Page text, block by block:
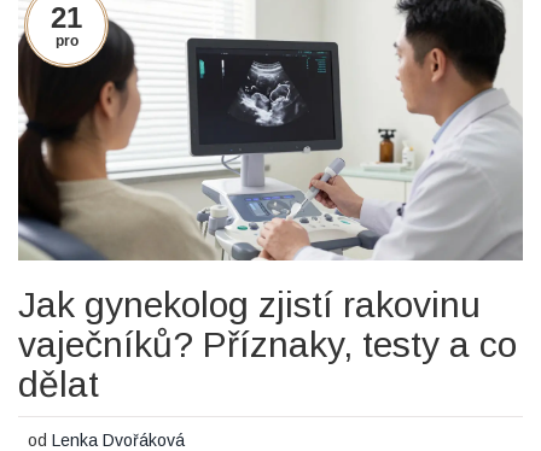
21
pro
Jak gynekolog zjistí rakovinu
vaječníků? Příznaky, testy a co
dělat
odLenka Dvořáková